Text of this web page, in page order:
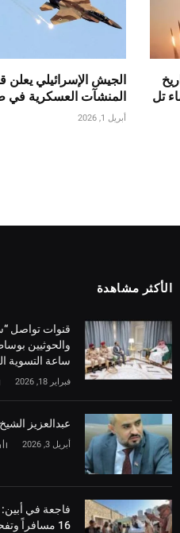
تل
الجيش الإسرائيلي
المنشآت العسكرية في
أبريل 1, 2026
الأكثر مشاهدة
قنوات تواصل
والحوثيين
ساعة التسوية
فبراير 18, 2026
‏عبدالعزيز
أبريل 3, 2026
فاجعة في
16 مسافراً